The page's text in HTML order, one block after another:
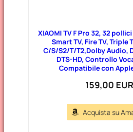
XIAOMI TV F Pro 32, 32
Smart TV, Fire TV, Triple
C/S/S2/T/T2,Dolby Audio,
DTS-HD, Controllo
Compatibile con
159,00 EUR
Acquista su